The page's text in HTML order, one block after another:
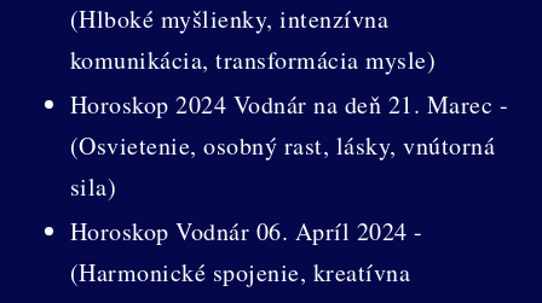
(Hlboké myšlienky, intenzívna
komunikácia, transformácia mysle)
Horoskop 2024 Vodnár na deň 21. Marec -
(Osvietenie, osobný rast, lásky, vnútorná
sila)
Horoskop Vodnár 06. Apríl 2024 -
(Harmonické spojenie, kreatívna